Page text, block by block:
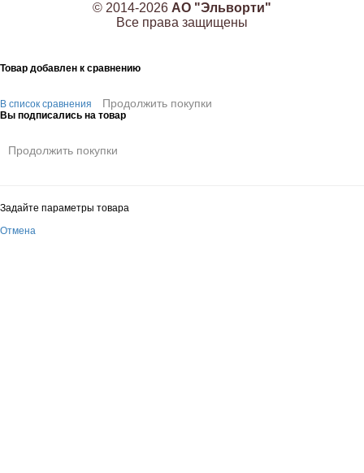
© 2014-2026 АО "Эльворти"
Все права защищены
Товар добавлен к сравнению
В список сравнения Продолжить покупки
Вы подписались на товар
Продолжить покупки
Задайте параметры товара
Отмена